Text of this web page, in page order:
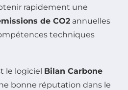
rapidement une
de CO2 annuelles
techniques
le logiciel Bilan Carbone
bonne réputation dans le